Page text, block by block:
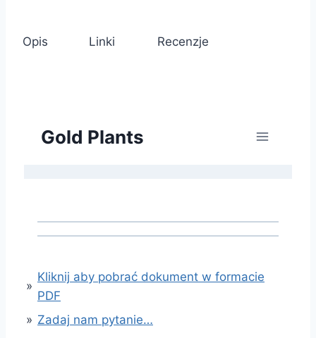
Opis Linki Recenzje
»
Kliknij aby pobrać dokument w formacie
PDF
» Zadaj nam pytanie…